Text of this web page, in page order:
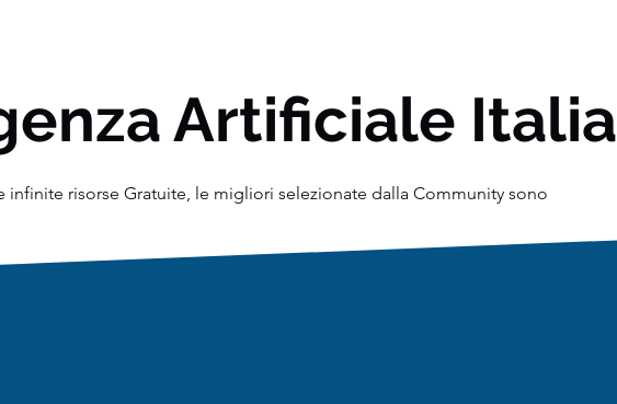
Artificiale Italia
infinite risorse Gratuite, le migliori selezionate dalla Community sono